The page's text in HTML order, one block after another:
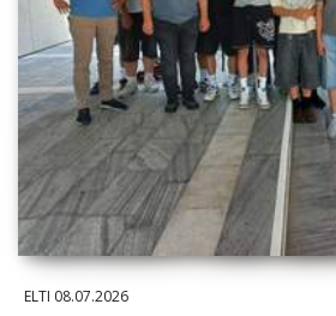
ELTI 08.07.2026